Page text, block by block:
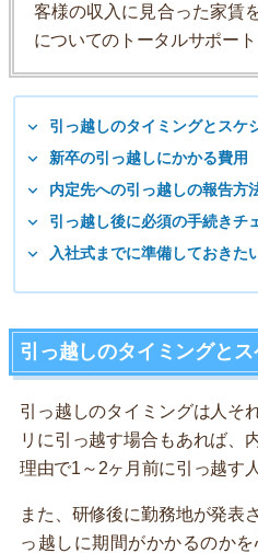
客様の収入に見合った家賃
についてのトータルサポー
引っ越しのタイミングとスケ
新卒の引っ越しにかかる費用
内定先への引っ越しの報告方
引っ越し後に必須の手続きチ
入社式までに準備しておきた
引っ越しのタイミングと
引っ越しのタイミングは人そ
リに引っ越す場合もあれば、
理由で1～2ヶ月前に引っ越す
また、研修後に勤務地が発表
っ越しに期間がかかるのか